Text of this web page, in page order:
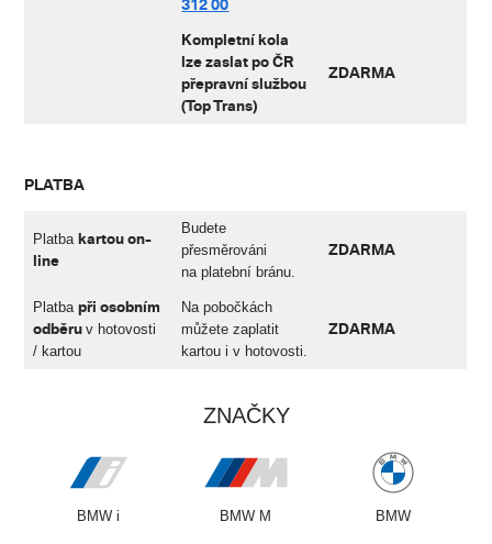
312 00
Kompletní kola
lze zaslat po ČR
přepravní službou
(Top Trans)
ZDARMA
PLATBA
Platba kartou on-
line
Budete
přesměrováni
na platební bránu.
ZDARMA
Platbapři osobním
odběruv hotovosti
/ kartou
Na pobočkách
můžete zaplatit
kartou i v hotovosti.
ZDARMA
ZNAČKY
BMW i BMW M BMW